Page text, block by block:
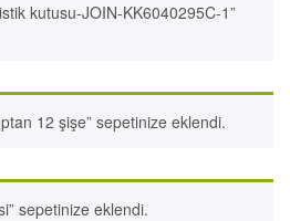
kutusu-JOIN-KK6040295C-1”
12 şişe” sepetinize eklendi.
sepetinize eklendi.